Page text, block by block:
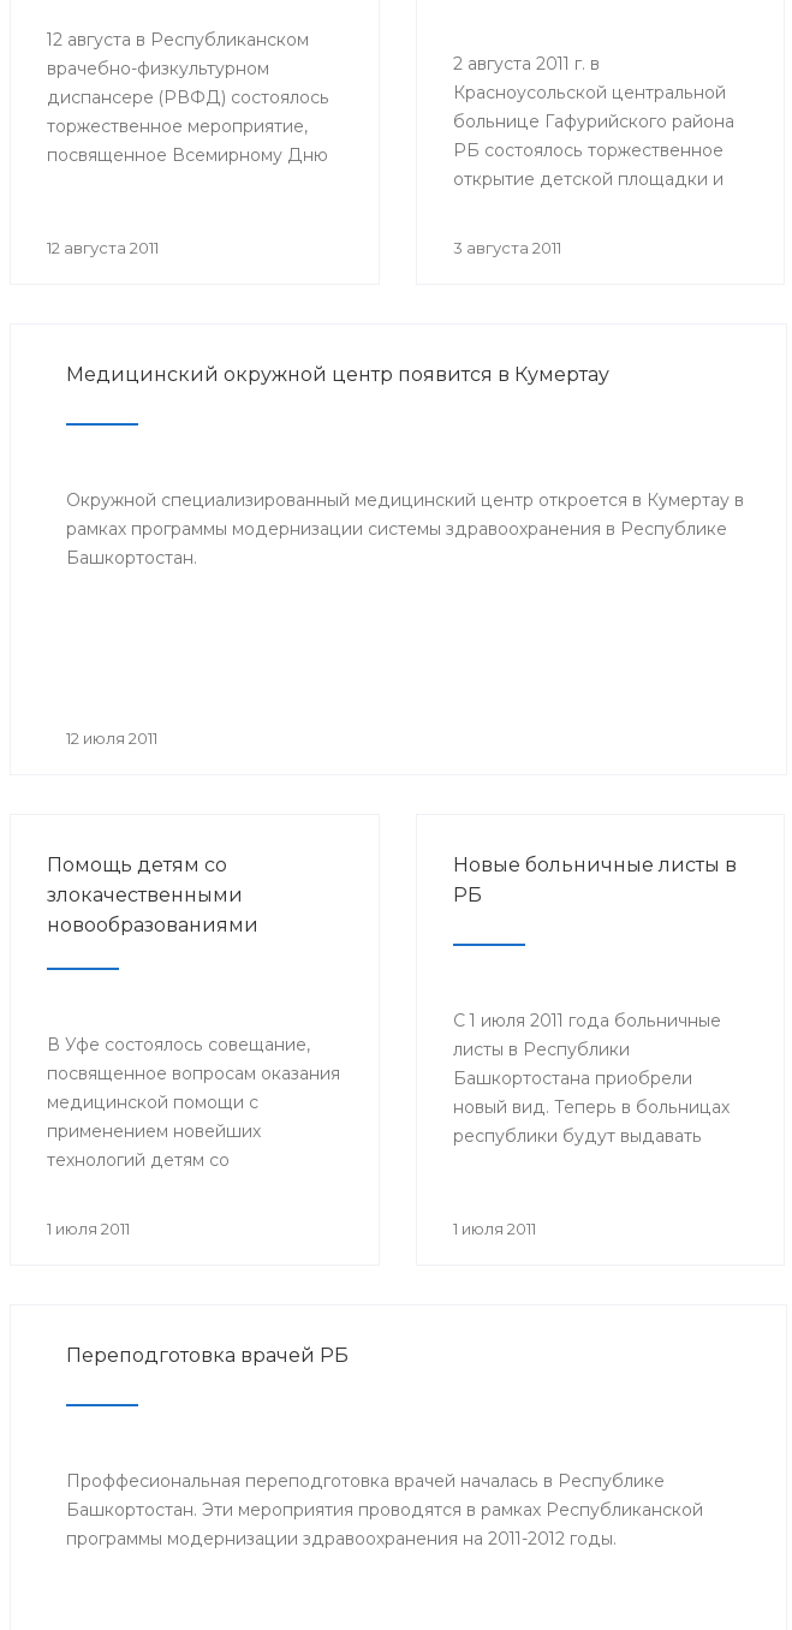
12 августа в Республиканском
врачебно-физкультурном
диспансере (РВФД) состоялось
торжественное мероприятие,
посвященное Всемирному Дню
Министерства здравоохранения
известные спортсмены
12 августа 2011
2 августа 2011 г. в
Красноусольской центральной
больнице Гафурийского района
РБ состоялось торжественное
открытие детской площадки и
3 августа 2011
Медицинский окружной центр появится в Кумертау
Окружной специализированный медицинский центр откроется в Кумертау в
рамках программы модернизации системы здравоохранения в Республике
Башкортостан.
12 июля 2011
Помощь детям со
злокачественными
новообразованиями
В Уфе состоялось совещание,
посвященное вопросам оказания
медицинской помощи с
применением новейших
технологий детям со
Министерства здравоохранения
1 июля 2011
Новые больничные листы в
РБ
С 1 июля 2011 года больничные
листы в Республики
Башкортостана приобрели
новый вид. Теперь в больницах
республики будут выдавать
прежних: размер — бланки
страховой стаж и средний
заработок.
1 июля 2011
Переподготовка врачей РБ
Проффесиональная переподготовка врачей началась в Республике
Башкортостан. Эти мероприятия проводятся в рамках Республиканской
программы модернизации здравоохранения на 2011-2012 годы.